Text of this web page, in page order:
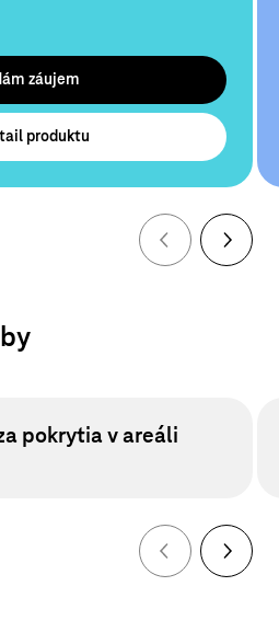
záujem
produktu
pokrytia v areáli